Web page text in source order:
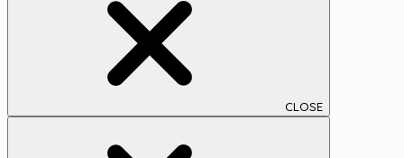
CLOSE